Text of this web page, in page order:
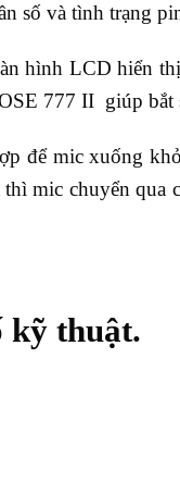
số và tình trạng
hình LCD hiển
777 II giúp bắt
để mic xuống
mic chuyển
kỹ thuật.